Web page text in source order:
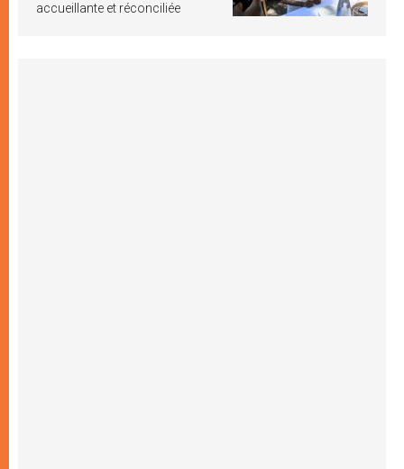
accueillante et réconciliée